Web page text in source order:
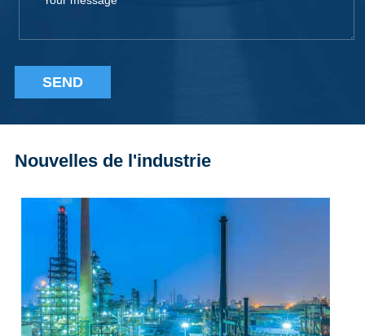
SEND
Nouvelles de l'industrie